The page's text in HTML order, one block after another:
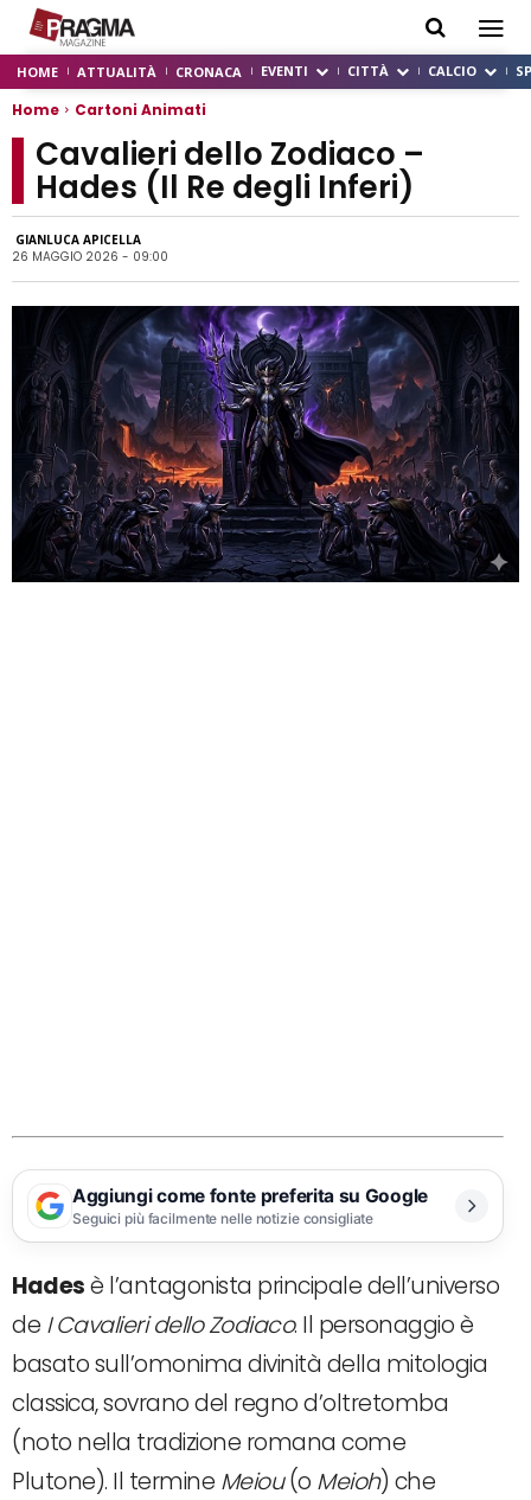
HOME ATTUALITÀ CRONACA EVENTI CITTÀ CALCIO
Home Cartoni Animati
Cavalieri dello Zodiaco –
Hades (Il Re degli Inferi)
GIANLUCA APICELLA
26 MAGGIO 2026 - 09:00
Aggiungi come fonte preferita su Google
Seguici più facilmente nelle notizie consigliate
Hadesè l’antagonista principale dell’universo
de I Cavalieri dello Zodiaco. Il personaggio è
basato sull’omonima divinità della mitologia
classica, sovrano del regno d’oltretomba
(noto nella tradizione romana come
Plutone). Il termine Meiou(o Meioh) che